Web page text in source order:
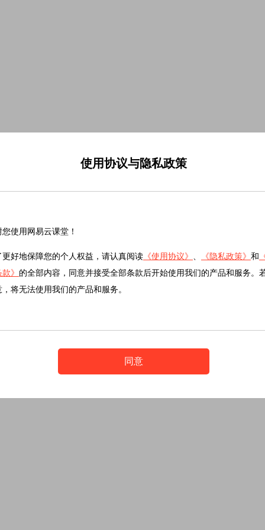
使用协议与隐私政策
您使用网易云课堂！
更好地保障您的个人权益，请认真阅读 《使用协议》 《隐私政策》 和
》 的全部内容，同意并接受全部条款后开始使用我们的产品和服务。
，将无法使用我们的产品和服务。
同意